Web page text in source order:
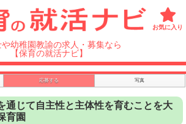
お気に入り
幼稚園教諭の求人・募集なら
【保育の就活ナビ】
応募する 写真
通じて自主性と主体性を育むことを大
育園